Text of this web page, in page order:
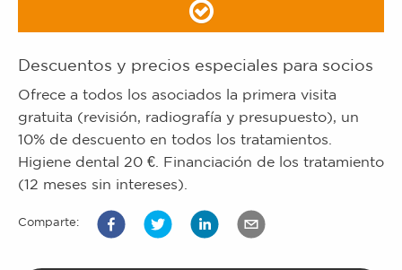
Descuentos y precios especiales para socios
Ofrece a todos los asociados la primera visita
gratuita (revisión, radiografía y presupuesto), un
10% de descuento en todos los tratamientos.
Higiene dental 20 €. Financiación de los tratamiento
(12 meses sin intereses).
Comparte: